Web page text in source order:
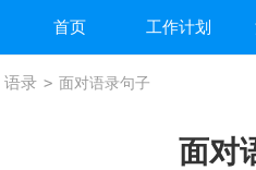
首页 工作计划
语录 > 面对语录句子
面对